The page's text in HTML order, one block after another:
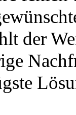
der